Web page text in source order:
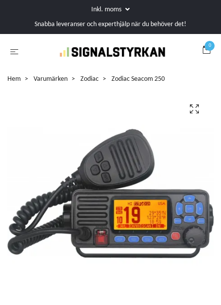
Inkl. moms
Snabba leveranser och experthjälp när du behöver det!
0
Hem Varumärken Zodiac Zodiac Seacom 250